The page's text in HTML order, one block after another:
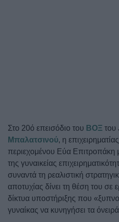
Women's Forum
Hautes Grecians
Στο 20ό επεισόδιο του ΒΟΞ
Μπαλατσινού, η
περιεχομένου Εύα Επιτροπάκη
της γυναικείας
συναντά τη ρεαλιστική
αποτυχίας δίνει τη θέση του σε
δίκτυα υποστήριξης που
γυναίκας να κυνηγήσει τα